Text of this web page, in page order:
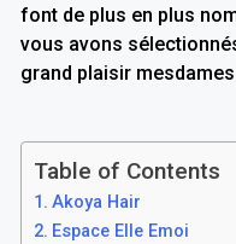
font de plus en plus
vous avons
grand plaisir mesdames
Table of Contents
Akoya Hair
Espace Elle Emoi